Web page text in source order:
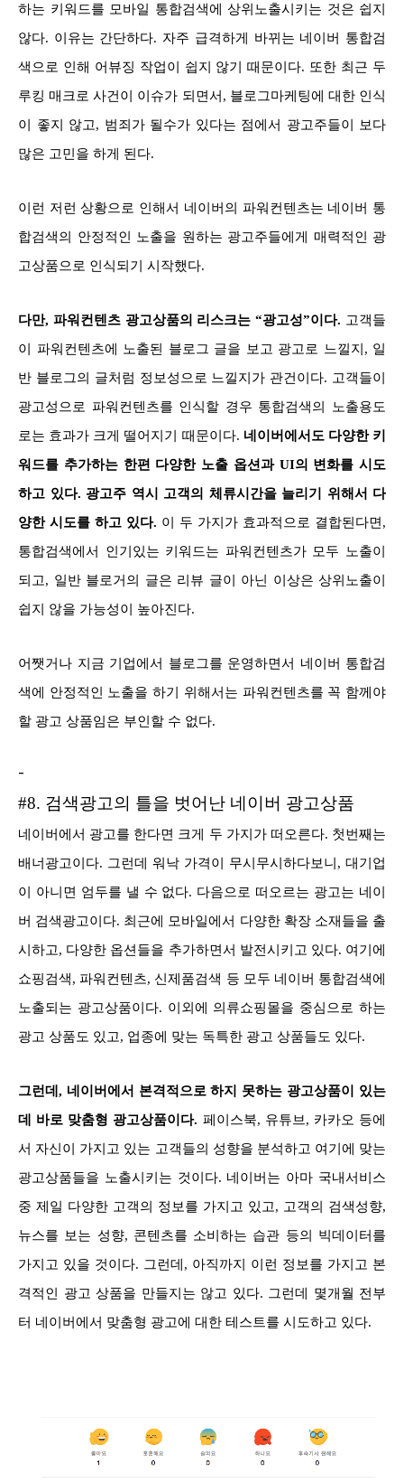
하는 키워드를 모바일 통합검색에 상위노출시키는 것은 쉽지
않다. 이유는 간단하다. 자주 급격하게 바뀌는 네이버 통합검
색으로 인해 어뷰징 작업이 쉽지 않기 때문이다. 또한 최근 두
루킹 매크로 사건이 이슈가 되면서, 블로그마케팅에 대한 인식
이 좋지 않고, 범죄가 될수가 있다는 점에서 광고주들이 보다
많은 고민을 하게 된다.
이런 저런 상황으로 인해서 네이버의 파워컨텐츠는 네이버 통
합검색의 안정적인 노출을 원하는 광고주들에게 매력적인 광
고상품으로 인식되기 시작했다.
다만, 파워컨텐츠 광고상품의 리스크는 “광고성”이다. 고객들
이 파워컨텐츠에 노출된 블로그 글을 보고 광고로 느낄지, 일
반 블로그의 글처럼 정보성으로 느낄지가 관건이다. 고객들이
광고성으로 파워컨텐츠를 인식할 경우 통합검색의 노출용도
로는 효과가 크게 떨어지기 때문이다. 네이버에서도 다양한 키
워드를 추가하는 한편 다양한 노출 옵션과 UI의 변화를 시도
하고 있다. 광고주 역시 고객의 체류시간을 늘리기 위해서 다
양한 시도를 하고 있다. 이 두 가지가 효과적으로 결합된다면,
통합검색에서 인기있는 키워드는 파워컨텐츠가 모두 노출이
되고, 일반 블로거의 글은 리뷰 글이 아닌 이상은 상위노출이
쉽지 않을 가능성이 높아진다.
어쨋거나 지금 기업에서 블로그를 운영하면서 네이버 통합검
색에 안정적인 노출을 하기 위해서는 파워컨텐츠를 꼭 함께야
할 광고 상품임은 부인할 수 없다.
-
#8. 검색광고의 틀을 벗어난 네이버 광고상품
네이버에서 광고를 한다면 크게 두 가지가 떠오른다. 첫번째는
배너광고이다. 그런데 워낙 가격이 무시무시하다보니, 대기업
이 아니면 엄두를 낼 수 없다. 다음으로 떠오르는 광고는 네이
버 검색광고이다. 최근에 모바일에서 다양한 확장 소재들을 출
시하고, 다양한 옵션들을 추가하면서 발전시키고 있다. 여기에
쇼핑검색, 파워컨텐츠, 신제품검색 등 모두 네이버 통합검색에
노출되는 광고상품이다. 이외에 의류쇼핑몰을 중심으로 하는
광고 상품도 있고, 업종에 맞는 독특한 광고 상품들도 있다.
그런데, 네이버에서 본격적으로 하지 못하는 광고상품이 있는
데 바로 맞춤형 광고상품이다. 페이스북, 유튜브, 카카오 등에
서 자신이 가지고 있는 고객들의 성향을 분석하고 여기에 맞는
광고상품들을 노출시키는 것이다. 네이버는 아마 국내서비스
중 제일 다양한 고객의 정보를 가지고 있고, 고객의 검색성향,
뉴스를 보는 성향, 콘텐츠를 소비하는 습관 등의 빅데이터를
가지고 있을 것이다. 그런데, 아직까지 이런 정보를 가지고 본
격적인 광고 상품을 만들지는 않고 있다. 그런데 몇개월 전부
터 네이버에서 맞춤형 광고에 대한 테스트를 시도하고 있다.